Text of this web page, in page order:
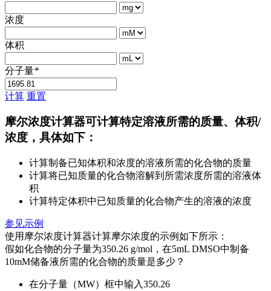
浓度
体积
分子量*
计算 重置
摩尔浓度计算器可计算特定溶液所需的质量、体积/
浓度，具体如下：
计算制备已知体积和浓度的溶液所需的化合物的质量
计算将已知质量的化合物溶解到所需浓度所需的溶液体
积
计算特定体积中已知质量的化合物产生的溶液的浓度
参见示例
使用摩尔浓度计算器计算摩尔浓度的示例如下所示：
假如化合物的分子量为350.26 g/mol，在5mL DMSO中制备
10mM储备液所需的化合物的质量是多少？
在分子量（MW）框中输入350.26